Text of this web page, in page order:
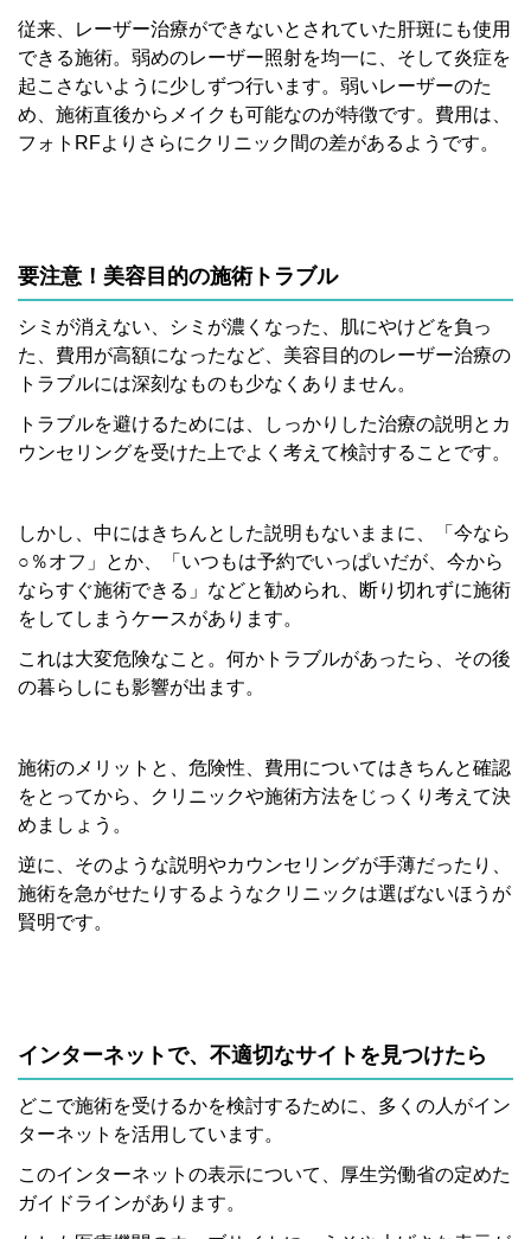
従来、レーザー治療ができないとされていた肝斑にも使用
できる施術。弱めのレーザー照射を均一に、そして炎症を
起こさないように少しずつ行います。弱いレーザーのた
め、施術直後からメイクも可能なのが特徴です。費用は、
フォトRFよりさらにクリニック間の差があるようです。
要注意！美容目的の施術トラブル
シミが消えない、シミが濃くなった、肌にやけどを負っ
た、費用が高額になったなど、美容目的のレーザー治療の
トラブルには深刻なものも少なくありません。
トラブルを避けるためには、しっかりした治療の説明とカ
ウンセリングを受けた上でよく考えて検討することです。
しかし、中にはきちんとした説明もないままに、「今なら
○％オフ」とか、「いつもは予約でいっぱいだが、今から
ならすぐ施術できる」などと勧められ、断り切れずに施術
をしてしまうケースがあります。
これは大変危険なこと。何かトラブルがあったら、その後
の暮らしにも影響が出ます。
施術のメリットと、危険性、費用についてはきちんと確認
をとってから、クリニックや施術方法をじっくり考えて決
めましょう。
逆に、そのような説明やカウンセリングが手薄だったり、
施術を急がせたりするようなクリニックは選ばないほうが
賢明です。
インターネットで、不適切なサイトを見つけたら
どこで施術を受けるかを検討するために、多くの人がイン
ターネットを活用しています。
このインターネットの表示について、厚生労働省の定めた
ガイドラインがあります。